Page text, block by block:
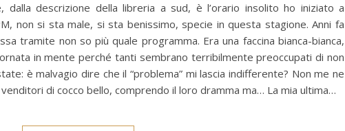
dalla descrizione della libreria a sud, è l’orario insolito ho iniziato a
non si sta male, si sta benissimo, specie in questa stagione. Anni fa
tramite non so più quale programma. Era una faccina bianca-bianca,
in mente perché tanti sembrano terribilmente preoccupati di non
è malvagio dire che il “problema” mi lascia indifferente? Non me ne
di cocco bello, comprendo il loro dramma ma… La mia ultima…